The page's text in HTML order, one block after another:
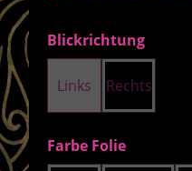
Blickrichtung
Links Rechts
Farbe Folie